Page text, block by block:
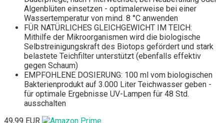
Algenblüten einsetzen - optimalerweise bei einer
Wassertemperatur von mind. 8 °C anwenden
FÜR NATÜRLICHES GLEICHGEWICHT IM TEICH:
Mithilfe der Mikroorganismen wird die biologische
Selbstreinigungskraft des Biotops gefördert und stark
belastete Teichfilter unterstützt (ebenfalls effektiv
gegen Schaum)
EMPFOHLENE DOSIERUNG: 100 ml vom biologischen
Bakterienprodukt auf 3.000 Liter Teichwasser geben -
für optimale Ergebnisse UV-Lampen für 48 Std.
ausschalten
49,99 EUR